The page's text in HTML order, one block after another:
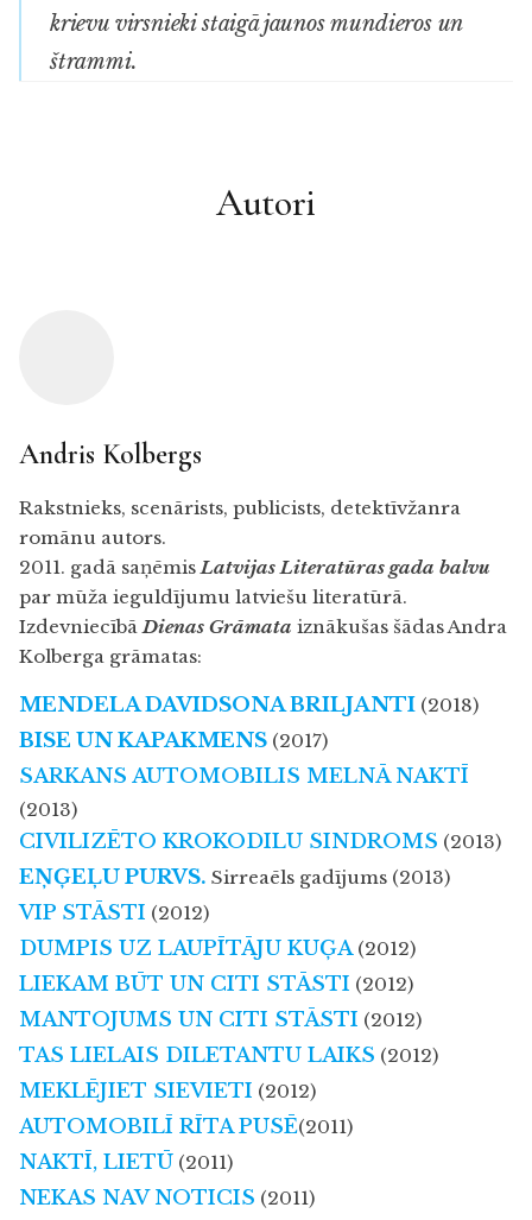
krievu virsnieki staigā jaunos mundieros un
štrammi.
Autori
Andris Kolbergs
Rakstnieks, scenārists, publicists, detektīvžanra
romānu autors.
2011. gadā saņēmisLatvijas Literatūras gada balvu
par mūža ieguldījumu latviešu literatūrā.
IzdevniecībāDienas Grāmata iznākušas šādas Andra
Kolberga grāmatas:
MENDELA DAVIDSONA BRILJANTI (2018)
BISE UN KAPAKMENS (2017)
SARKANS AUTOMOBILIS MELNĀ NAKTĪ
(2013)
CIVILIZĒTO KROKODILU SINDROMS (2013)
EŅĢEĻU PURVS. Sirreaēls gadījums (2013)
VIP STĀSTI (2012)
DUMPIS UZ LAUPĪTĀJU KUĢA(2012)
LIEKAM BŪT UN CITI STĀSTI (2012)
MANTOJUMS UN CITI STĀSTI (2012)
TAS LIELAIS DILETANTU LAIKS (2012)
MEKLĒJIET SIEVIETI (2012)
AUTOMOBILĪ RĪTA PUSĒ(2011)
NAKTĪ, LIETŪ (2011)
NEKAS NAV NOTICIS (2011)